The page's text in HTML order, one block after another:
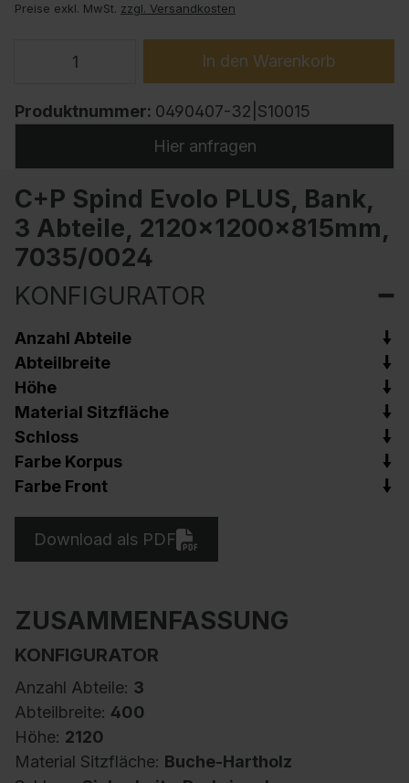
Preise exkl. MwSt. zzgl. Versandkosten
In den Warenkorb
Produktnummer: 0490407-32|S10015
Hier anfragen
C+P Spind Evolo PLUS, Bank,
3 Abteile, 2120x1200x815mm,
7035/0024
KONFIGURATOR
Anzahl Abteile
Abteilbreite
Höhe
Material Sitzfläche
Schloss
Farbe Korpus
Farbe Front
Download als PDF
ZUSAMMENFASSUNG
KONFIGURATOR
Anzahl Abteile: 3
Abteilbreite: 400
Höhe: 2120
Material Sitzfläche: Buche-Hartholz